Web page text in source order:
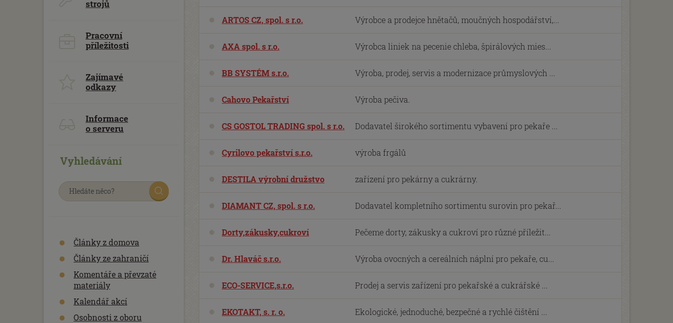
strojů
Pracovní
příležitosti
Zajímavé
odkazy
Informace
o serveru
Vyhledávání
Články z domova
Články ze zahraničí
Komentáře a převzaté
materiály
Kalendář akcí
Osobnosti z oboru
ARTOS CZ, spol. s r.o. Výrobce a prodejce hnětačů, moučných hospodářství,...
AXA spol. s r.o. Výrobca liniek na pecenie chleba, špirálových mies...
BB SYSTÉM s.r.o. Výroba, prodej, servis a modernizace průmyslových ...
Cahovo Pekařství Výroba pečiva.
CS GOSTOL TRADING spol. s r.o. Dodavatel širokého sortimentu vybavení pro pekaře ...
Cyrilovo pekařství s.r.o. výroba frgálů
DESTILA výrobní družstvo zařízení pro pekárny a cukrárny.
DIAMANT CZ, spol. s r.o. Dodavatel kompletního sortimentu surovin pro pekař...
Dorty,zákusky,cukroví Pečeme dorty, zákusky a cukroví pro různé příležit...
Dr. Hlaváč s.r.o. Výroba ovocných a cereálních náplní pro pekaře, cu...
ECO-SERVICE,s.r.o. Prodej a servis zařízení pro pekařské a cukrářské ...
EKOTAKT, s. r. o. Ekologické, jednoduché, bezpečné a rychlé čištění ...